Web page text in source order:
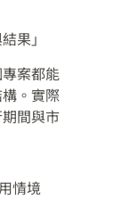
果」
案都能
。實際
間與市
情境